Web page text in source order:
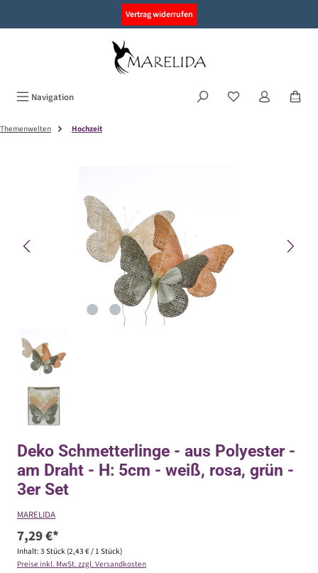
Vertrag widerrufen
Navigation
Themenwelten Hochzeit
Deko Schmetterlinge - aus Polyester -
am Draht - H: 5cm - weiß, rosa, grün -
3er Set
MARELIDA
7,29 €*
Inhalt: 3 Stück (2,43 € / 1 Stück)
Preise inkl. MwSt. zzgl. Versandkosten